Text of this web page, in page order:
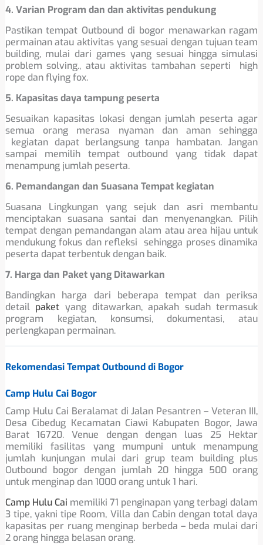
4. Varian Program dan dan aktivitas pendukung
Pastikan tempat Outbound di bogor menawarkan ragam
permainan atau aktivitas yang sesuai dengan tujuan team
building, mulai dari games yang sesuai hingga simulasi
problem solving., atau aktivitas tambahan seperti high
rope dan flying fox.
5. Kapasitas daya tampung peserta
Sesuaikan kapasitas lokasi dengan jumlah peserta agar
semua orang merasa nyaman dan aman sehingga
kegiatan dapat berlangsung tanpa hambatan. Jangan
sampai memilih tempat outbound yang tidak dapat
menampung jumlah peserta.
6. Pemandangan dan Suasana Tempat kegiatan
Suasana Lingkungan yang sejuk dan asri membantu
menciptakan suasana santai dan menyenangkan. Pilih
tempat dengan pemandangan alam atau area hijau untuk
mendukung fokus dan refleksi sehingga proses dinamika
peserta dapat terbentuk dengan baik.
7. Harga dan Paket yang Ditawarkan
Bandingkan harga dari beberapa tempat dan periksa
detail paket yang ditawarkan, apakah sudah termasuk
program kegiatan, konsumsi, dokumentasi, atau
perlengkapan permainan.
Rekomendasi Tempat Outbound di Bogor
Camp Hulu Cai Bogor
Camp Hulu Cai Beralamat di Jalan Pesantren – Veteran III,
Desa Cibedug Kecamatan Ciawi Kabupaten Bogor, Jawa
Barat 16720. Venue dengan dengan luas 25 Hektar
memiliki fasilitas yang mumpuni untuk menampung
jumlah kunjungan mulai dari grup team building plus
Outbound bogor dengan jumlah 20 hingga 500 orang
untuk menginap dan 1000 orang untuk 1 hari.
Camp Hulu Cai memiliki 71 penginapan yang terbagi dalam
3 tipe, yakni tipe Room, Villa dan Cabin dengan total daya
kapasitas per ruang menginap berbeda – beda mulai dari
2 orang hingga belasan orang.